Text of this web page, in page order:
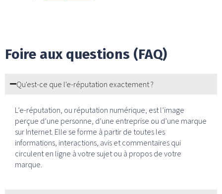
Foire aux questions (FAQ)
Qu'est-ce que l'e-réputation exactement ?
L’e-réputation, ou réputation numérique, est l’image
perçue d’une personne, d’une entreprise ou d’une marque
sur Internet. Elle se forme à partir de toutes les
informations, interactions, avis et commentaires qui
circulent en ligne à votre sujet ou à propos de votre
marque.